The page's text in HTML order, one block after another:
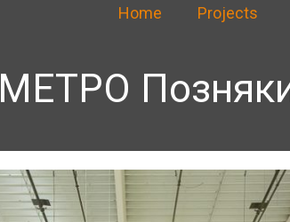
Home Projects
МЕТРО